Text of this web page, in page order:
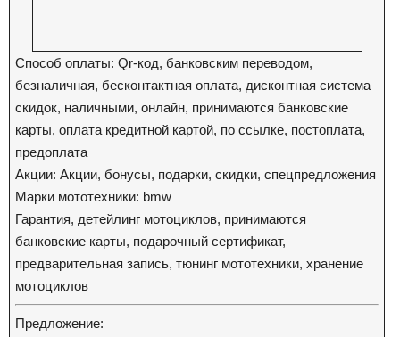
Способ оплаты: Qr-код, банковским переводом,
безналичная, бесконтактная оплата, дисконтная система
скидок, наличными, онлайн, принимаются банковские
карты, оплата кредитной картой, по ссылке, постоплата,
предоплата
Акции: Акции, бонусы, подарки, скидки, спецпредложения
Марки мототехники: bmw
Гарантия, детейлинг мотоциклов, принимаются
банковские карты, подарочный сертификат,
предварительная запись, тюнинг мототехники, хранение
мотоциклов
Предложение: